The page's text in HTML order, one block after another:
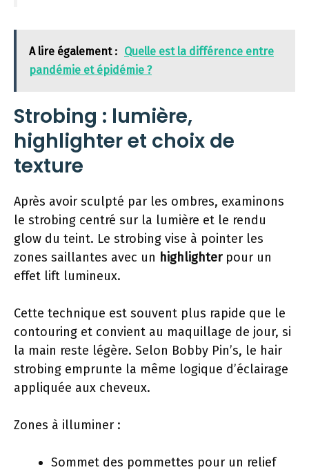
A lire également : Quelle est la différence entre
pandémie et épidémie ?
Strobing : lumière,
highlighter et choix de
texture
Après avoir sculpté par les ombres, examinons
le strobing centré sur la lumière et le rendu
glow du teint. Le strobing vise à pointer les
zones saillantes avec un highlighterpour un
effet lift lumineux.
Cette technique est souvent plus rapide que le
contouring et convient au maquillage de jour, si
la main reste légère. Selon Bobby Pin’s, le hair
strobing emprunte la même logique d’éclairage
appliquée aux cheveux.
Zones à illuminer :
Sommet des pommettes pour un relief